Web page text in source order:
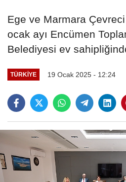
Ege ve Marmara
ocak ayı Encümen
Belediyesi ev
TÜRKIYE 19 Ocak 2025 - 12:24